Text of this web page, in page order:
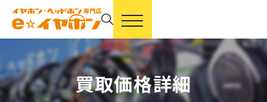
買取価格詳細